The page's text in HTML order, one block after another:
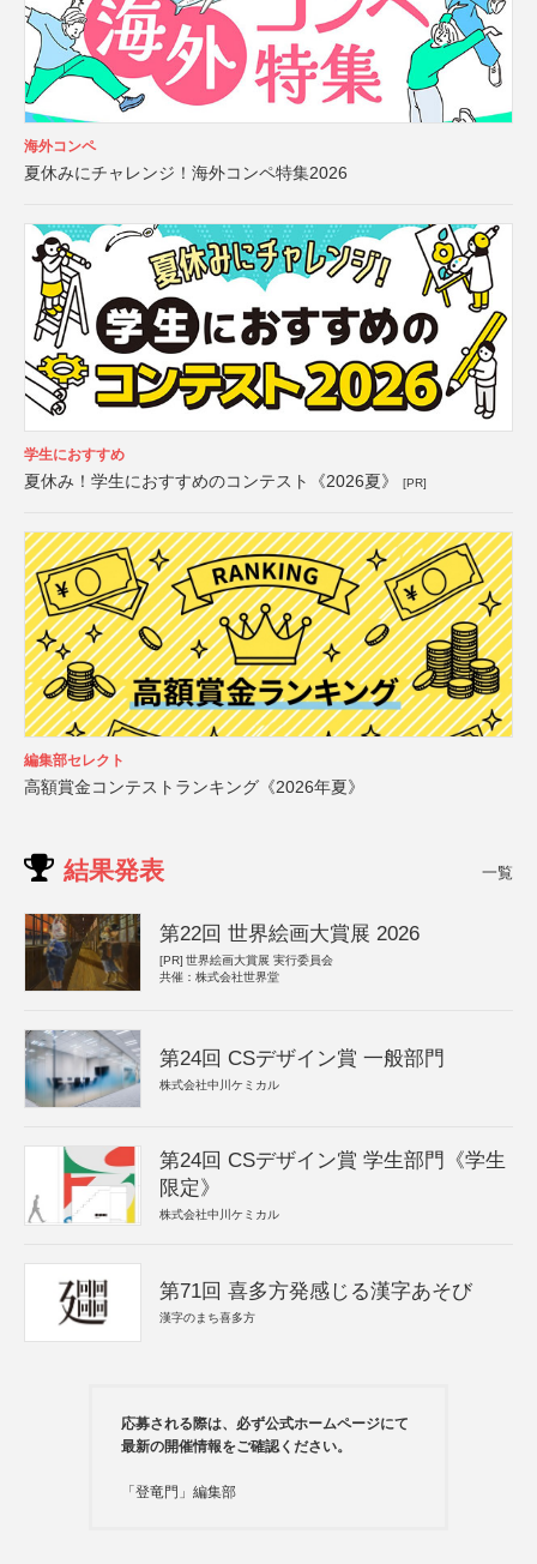
海外コンペ
夏休みにチャレンジ！海外コンペ特集2026
学生におすすめ
夏休み！学生におすすめのコンテスト《2026夏》 [PR]
編集部セレクト
高額賞金コンテストランキング《2026年夏》
結果発表 一覧
第22回 世界絵画大賞展 2026
[PR] 世界絵画大賞展 実行委員会
共催：株式会社世界堂
第24回 CSデザイン賞 一般部門
株式会社中川ケミカル
第24回 CSデザイン賞 学生部門《学生
限定》
株式会社中川ケミカル
第71回 喜多方発感じる漢字あそび
漢字のまち喜多方
応募される際は、必ず公式ホームページにて
最新の開催情報をご確認ください。
「登竜門」編集部